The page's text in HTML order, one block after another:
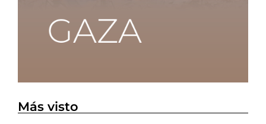
Más visto